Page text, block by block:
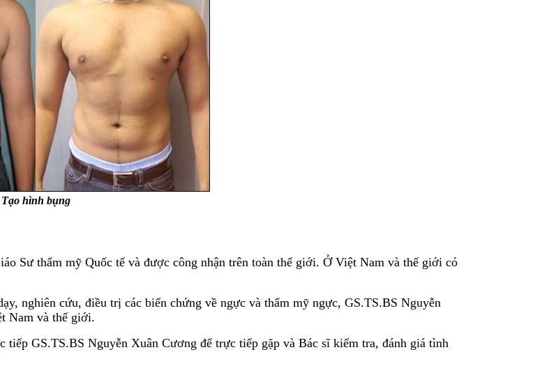
Tạo hình bụng
Sư thẩm mỹ Quốc tế và được công nhận trên toàn thế giới. Ở Việt Nam và thế giới có
nghiên cứu, điều trị các biến chứng về ngực và thẩm mỹ ngực, GS.TS.BS Nguyễn
Nam và thế giới.
GS.TS.BS Nguyễn Xuân Cương để trực tiếp gặp và Bác sĩ kiểm tra, đánh giá tình